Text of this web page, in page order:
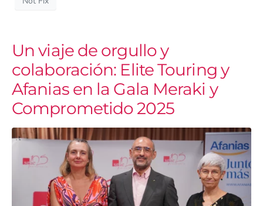
Un viaje de orgullo y
colaboración: Elite Touring y
Afanias en la Gala Meraki y
Comprometido 2025